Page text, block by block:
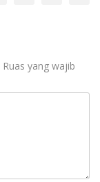
Ruas yang wajib